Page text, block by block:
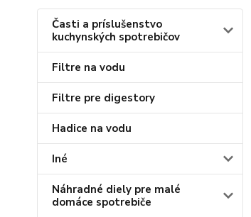
Časti a príslušenstvo
kuchynských spotrebičov
Filtre na vodu
Filtre pre digestory
Hadice na vodu
Iné
Náhradné diely pre malé
domáce spotrebiče